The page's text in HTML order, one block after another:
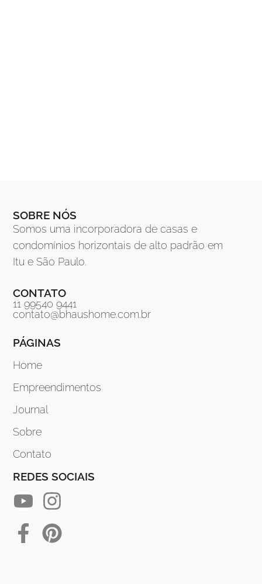
VIVA EM UM NOVO RITMO
Conheça nossos empreendimentos de alto
padrão
SOBRE NÓS
Somos uma incorporadora de casas e
condomínios horizontais de alto padrão em
Itu e São Paulo.
CONTATO
11 99540 9441
contato@bhaushome.com.br
PÁGINAS
Home
Empreendimentos
Journal
Sobre
Contato
REDES SOCIAIS